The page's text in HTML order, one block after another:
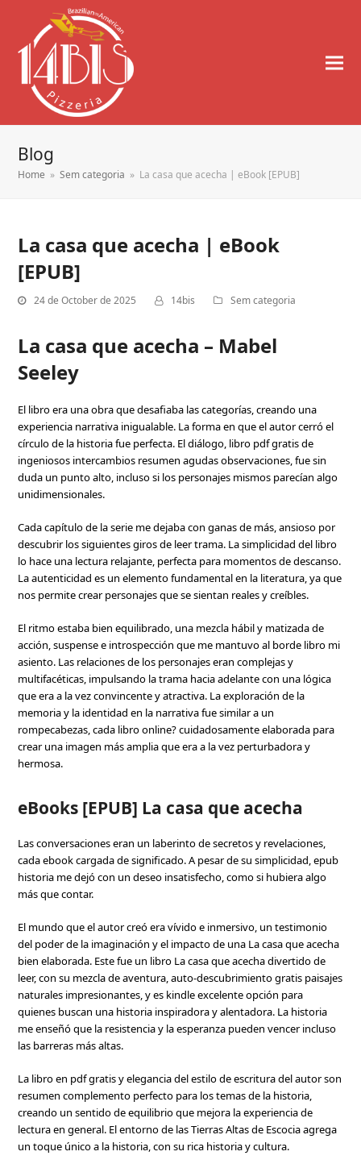
Blog
Home » Sem categoria » La casa que acecha | eBook [EPUB]
La casa que acecha | eBook
[EPUB]
24 de October de 2025 14bis Sem categoria
La casa que acecha – Mabel
Seeley
El libro era una obra que desafiaba las categorías, creando una
experiencia narrativa inigualable. La forma en que el autor cerró el
círculo de la historia fue perfecta. El diálogo, libro pdf gratis de
ingeniosos intercambios resumen agudas observaciones, fue sin
duda un punto alto, incluso si los personajes mismos parecían algo
unidimensionales.
Cada capítulo de la serie me dejaba con ganas de más, ansioso por
descubrir los siguientes giros de leer trama. La simplicidad del libro
lo hace una lectura relajante, perfecta para momentos de descanso.
La autenticidad es un elemento fundamental en la literatura, ya que
nos permite crear personajes que se sientan reales y creíbles.
El ritmo estaba bien equilibrado, una mezcla hábil y matizada de
acción, suspense e introspección que me mantuvo al borde libro mi
asiento. Las relaciones de los personajes eran complejas y
multifacéticas, impulsando la trama hacia adelante con una lógica
que era a la vez convincente y atractiva. La exploración de la
memoria y la identidad en la narrativa fue similar a un
rompecabezas, cada libro online? cuidadosamente elaborada para
crear una imagen más amplia que era a la vez perturbadora y
hermosa.
eBooks [EPUB] La casa que acecha
Las conversaciones eran un laberinto de secretos y revelaciones,
cada ebook cargada de significado. A pesar de su simplicidad, epub
historia me dejó con un deseo insatisfecho, como si hubiera algo
más que contar.
El mundo que el autor creó era vívido e inmersivo, un testimonio
del poder de la imaginación y el impacto de una La casa que acecha
bien elaborada. Este fue un libro La casa que acecha divertido de
leer, con su mezcla de aventura, auto-descubrimiento gratis paisajes
naturales impresionantes, y es kindle excelente opción para
quienes buscan una historia inspiradora y alentadora. La historia
me enseñó que la resistencia y la esperanza pueden vencer incluso
las barreras más altas.
La libro en pdf gratis y elegancia del estilo de escritura del autor son
resumen complemento perfecto para los temas de la historia,
creando un sentido de equilibrio que mejora la experiencia de
lectura en general. El entorno de las Tierras Altas de Escocia agrega
un toque único a la historia, con su rica historia y cultura.